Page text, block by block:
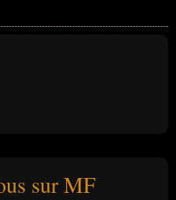
sur MF